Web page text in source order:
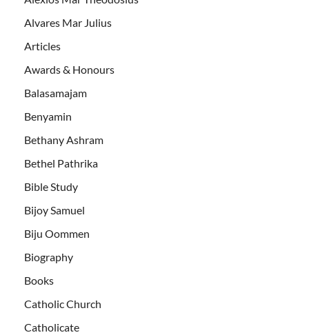
Alvares Mar Julius
Articles
Awards & Honours
Balasamajam
Benyamin
Bethany Ashram
Bethel Pathrika
Bible Study
Bijoy Samuel
Biju Oommen
Biography
Books
Catholic Church
Catholicate